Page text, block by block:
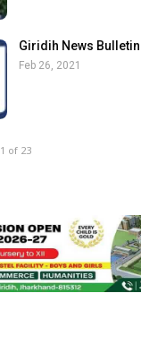
Giridih News
Feb 26, 2021
1 of 23